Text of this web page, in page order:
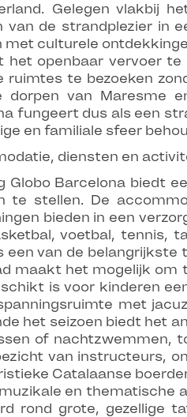
Gelegen vlakbij
van de strandplezier in
met culturele
het openbaar vervoer
ruimtes te bezoeken
dorpen van Maresme
fungeert dus als een
en familiale sfeer
diensten en
Globo Barcelona biedt
te stellen. De
bieden in een
voetbal, tennis,
een van de
maakt het mogelijk om
is voor kinderen
met
het seizoen biedt het
of nachtzwemmen,
van instructeurs,
Catalaanse
en thematische
rond grote, gezellige